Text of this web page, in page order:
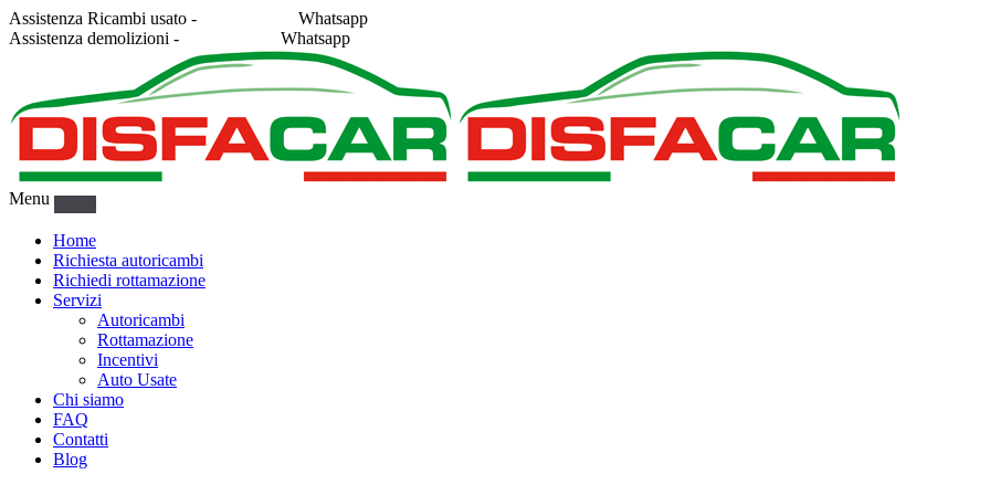
Assistenza Ricambi usato -
Whatsapp
Assistenza demolizioni -
Whatsapp
Menu
Home
Richiesta autoricambi
Richiedi rottamazione
Servizi
Autoricambi
Rottamazione
Incentivi
Auto Usate
Chi siamo
FAQ
Contatti
Blog